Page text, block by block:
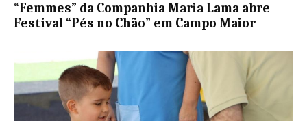
“Femmes” da Companhia Maria Lama abre
Festival “Pés no Chão” em Campo Maior